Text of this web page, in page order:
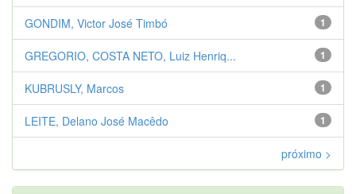
1
GONDIM, Victor José Timbó
1
GREGORIO, COSTA NETO, Luiz Henriq...
1
KUBRUSLY, Marcos
1
LEITE, Delano José Macêdo
próximo >